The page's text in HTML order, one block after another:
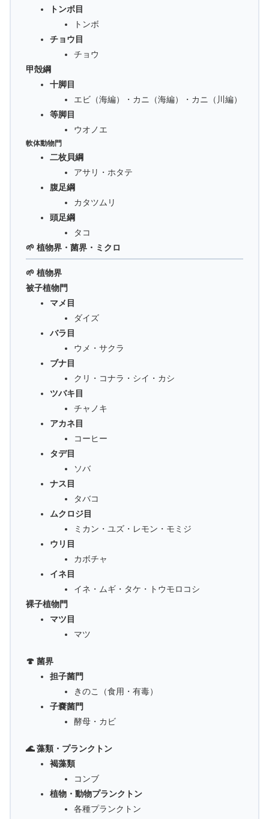
トンボ目
トンボ
チョウ目
チョウ
甲殻綱
十脚目
エビ（海編）・カニ（海編）・カニ（川編）
等脚目
ウオノエ
軟体動物門
二枚貝綱
アサリ・ホタテ
腹足綱
カタツムリ
頭足綱
タコ
🌱 植物界・菌界・ミクロ
🌱 植物界
被子植物門
マメ目
ダイズ
バラ目
ウメ・サクラ
ブナ目
クリ・コナラ・シイ・カシ
ツバキ目
チャノキ
アカネ目
コーヒー
タデ目
ソバ
ナス目
タバコ
ムクロジ目
ミカン・ユズ・レモン・モミジ
ウリ目
カボチャ
イネ目
イネ・ムギ・タケ・トウモロコシ
裸子植物門
マツ目
マツ
🍄 菌界
担子菌門
きのこ（食用・有毒）
子嚢菌門
酵母・カビ
🌊 藻類・プランクトン
褐藻類
コンブ
植物・動物プランクトン
各種プランクトン